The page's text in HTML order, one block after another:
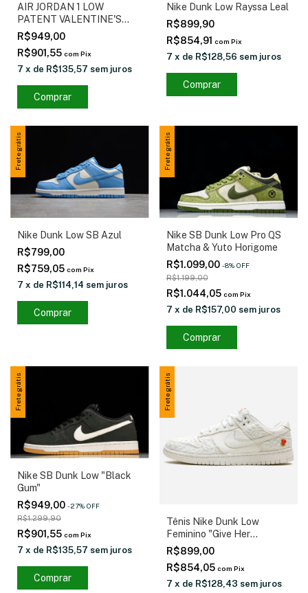
AIR JORDAN 1 LOW
PATENT VALENTINE'S
DAY
R$949,00
R$901,55 com Pix
7 x de R$135,57 sem juros
Comprar
Nike Dunk Low Rayssa Leal
R$899,90
R$854,91 com Pix
7 x de R$128,56 sem juros
Comprar
Frete grátis
Nike Dunk Low SB Azul
R$799,00
R$759,05 com Pix
7 x de R$114,14 sem juros
Comprar
Frete grátis
Nike SB Dunk Low Pro QS
Matcha & Yuto Horigome
R$1.099,00 -8% OFF
R$1.199,00
R$1.044,05 com Pix
7 x de R$157,00 sem juros
Comprar
Frete grátis
Nike SB Dunk Low "Black
Gum"
R$949,00 -27% OFF
R$1.299,90
R$901,55 com Pix
7 x de R$135,57 sem juros
Comprar
Frete grátis
Tênis Nike Dunk Low
Feminino "Give Her
Flowers" Branco
R$899,00
R$854,05 com Pix
7 x de R$128,43 sem juros